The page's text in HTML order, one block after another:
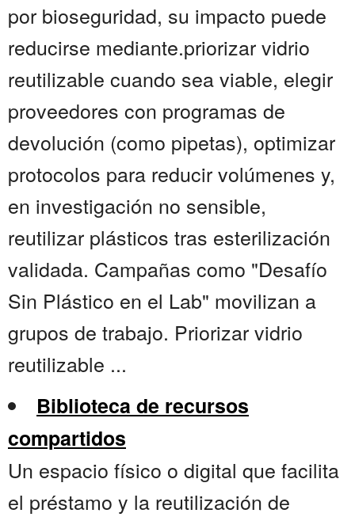
por bioseguridad, su impacto puede
reducirse mediante.priorizar vidrio
reutilizable cuando sea viable, elegir
proveedores con programas de
devolución (como pipetas), optimizar
protocolos para reducir volúmenes y,
en investigación no sensible,
reutilizar plásticos tras esterilización
validada. Campañas como "Desafío
Sin Plástico en el Lab" movilizan a
grupos de trabajo. Priorizar vidrio
reutilizable ...
Biblioteca de recursos
compartidos
Un espacio físico o digital que facilita
el préstamo y la reutilización de